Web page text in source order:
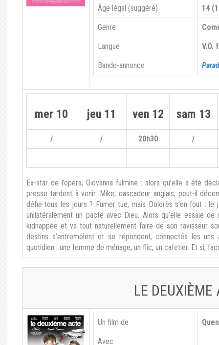
Âge légal (suggéré) 14
Genre
Langue V.O.
Bande-annonce
mer 10 jeu 11 ven 12 sam 13
/ / 20h30 /
Ex-star de l’opéra, Giovanna fulmine : alors qu’elle a été
presse tardent à venir. Mike, cascadeur anglais, peut-il
défie tous les jours ? Fumer tue, mais Dolorès s’en fout :
unilatéralement un pacte avec Dieu. Alors qu’elle essaie
kidnappée et va tout naturellement faire de son ravisseur
destins s’entremêlent et se répondent, connectés les
quotidien : une femme de ménage, un flic, un cafetier. Et si,
LE DEUXIÈME
Un film de
Avec